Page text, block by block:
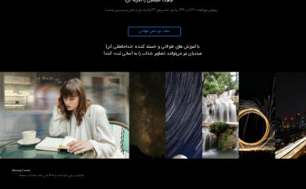
رزولوشن فوق‌العاده 7680 در 4320 پیکسل | عکس‌های 33 مگاپیکسلی از داخل ویدیو بیرون بکشید!
مبتدیان نیز می‌توانند تصاویر جذاب را به آسانی ثبت کنند!
حالت نوردهی طولانی
فوکوس بر روی سوژه ثابت و Blur کردن اشیاء متحرک در محیط
Moving Crowd